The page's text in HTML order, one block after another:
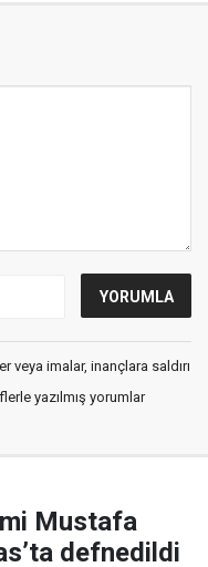
veya imalar, inançlara saldırı
yazılmış yorumlar
Mustafa
defnedildi